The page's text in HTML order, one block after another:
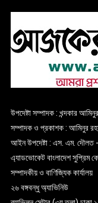
উপদেষ্টা সম্পাদক : খন্দকার
সম্পাদক ও প্রকাশক : আমিনুর
আইন উপদেষ্টা : এস. এম. দৌলত
এ্যাডভোকেট বাংলাদেশ সুপ্রিম
সম্পাদকীয় ও বাণিজ্যিক কার্যালয়
২৬ বঙ্গবন্ধু অ্যাভিনিউ